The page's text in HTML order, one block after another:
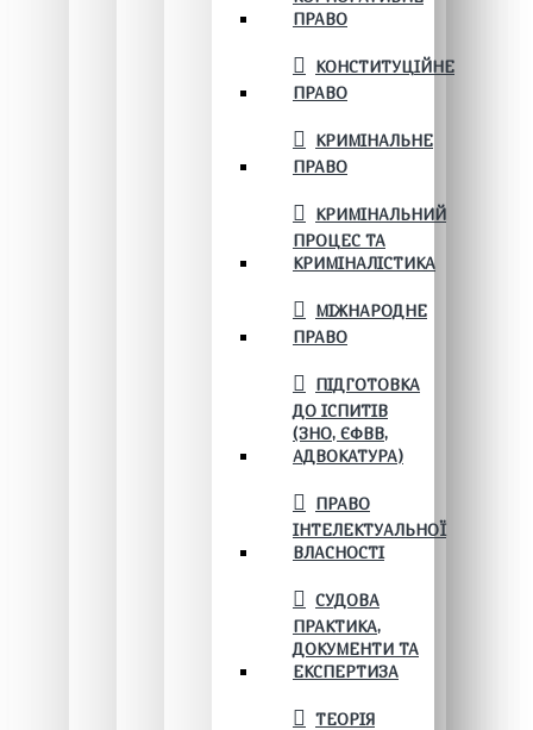
ПРАВО
КОНСТИТУЦІЙНЕ
ПРАВО
КРИМІНАЛЬНЕ
ПРАВО
КРИМІНАЛЬНИЙ
ПРОЦЕС ТА
КРИМІНАЛІСТИКА
МІЖНАРОДНЕ
ПРАВО
ПІДГОТОВКА
ДО ІСПИТІВ
(ЗНО, ЄФВВ,
АДВОКАТУРА)
ПРАВО
ІНТЕЛЕКТУАЛЬНОЇ
ВЛАСНОСТІ
СУДОВА
ПРАКТИКА,
ДОКУМЕНТИ ТА
ЕКСПЕРТИЗА
ТЕОРІЯ